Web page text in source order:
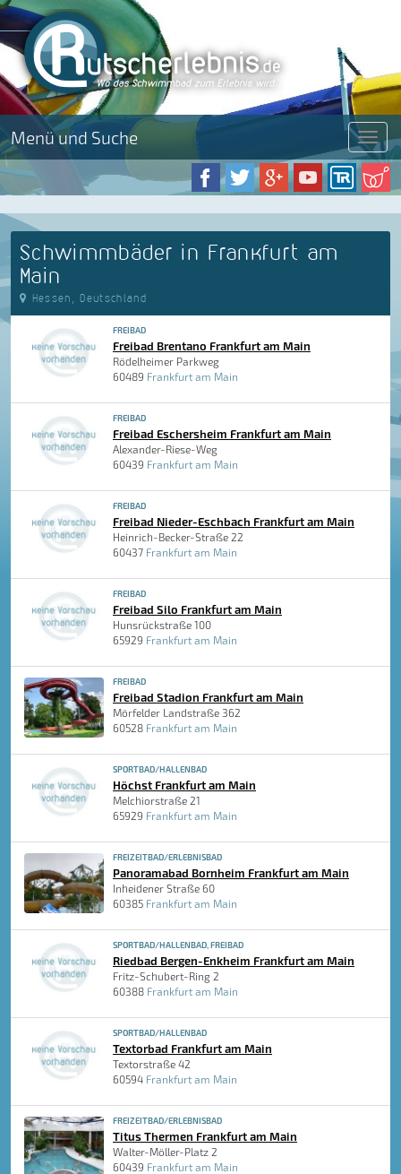
Menü und Suche Menü
Schwimmbäder in Frankfurt am
Main
Hessen, Deutschland
FREIBAD
Freibad Brentano Frankfurt am Main
Rödelheimer Parkweg
60489 Frankfurt am Main
FREIBAD
Freibad Eschersheim Frankfurt am Main
Alexander-Riese-Weg
60439 Frankfurt am Main
FREIBAD
Freibad Nieder-Eschbach Frankfurt am Main
Heinrich-Becker-Straße 22
60437 Frankfurt am Main
FREIBAD
Freibad Silo Frankfurt am Main
Hunsrückstraße 100
65929 Frankfurt am Main
FREIBAD
Freibad Stadion Frankfurt am Main
Mörfelder Landstraße 362
60528 Frankfurt am Main
SPORTBAD/HALLENBAD
Höchst Frankfurt am Main
Melchiorstraße 21
65929 Frankfurt am Main
FREIZEITBAD/ERLEBNISBAD
Panoramabad Bornheim Frankfurt am Main
Inheidener Straße 60
60385 Frankfurt am Main
SPORTBAD/HALLENBAD, FREIBAD
Riedbad Bergen-Enkheim Frankfurt am Main
Fritz-Schubert-Ring 2
60388 Frankfurt am Main
SPORTBAD/HALLENBAD
Textorbad Frankfurt am Main
Textorstraße 42
60594 Frankfurt am Main
FREIZEITBAD/ERLEBNISBAD
Titus Thermen Frankfurt am Main
Walter-Möller-Platz 2
60439 Frankfurt am Main